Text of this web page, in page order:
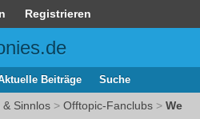
Registrieren
Beiträge Suche
& Sinnlos > Offtopic-Fanclubs > We